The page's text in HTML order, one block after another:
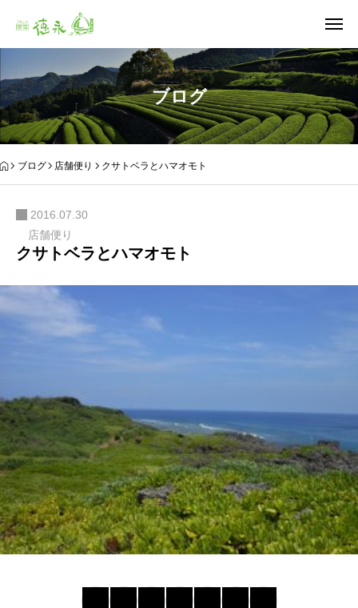
ブログ
ブログ 店舗便り クサトベラとハマオモト
2016.07.30
店舗便り
クサトベラとハマオモト